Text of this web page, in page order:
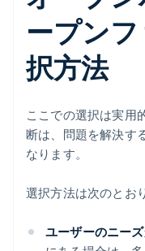
ープン
択方法
ここでの選択は実用
断は、問題を解決す
なります。
選択方法は次のとお
ユーザーのニー